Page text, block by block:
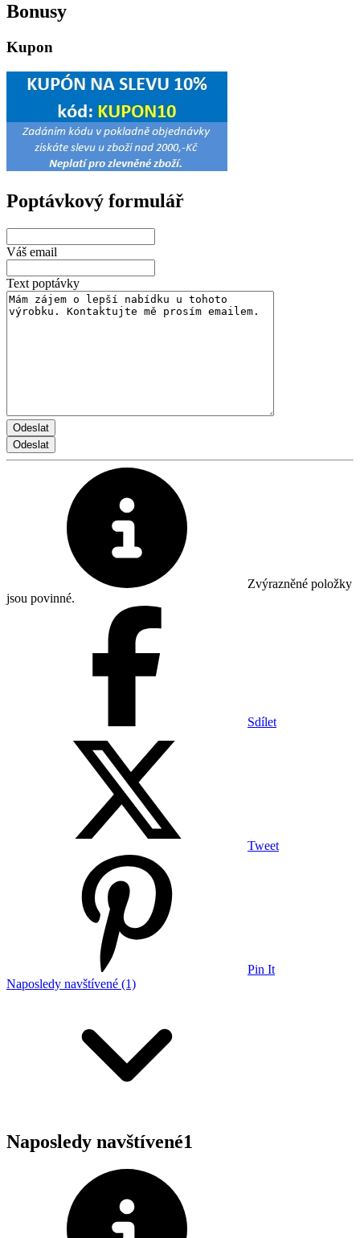
Bonusy
Kupon
Poptávkový formulář
Váš email
Text poptávky
Zvýrazněné položky
jsou povinné.
Sdílet
Tweet
Pin It
Naposledy navštívené (1)
Naposledy navštívené1